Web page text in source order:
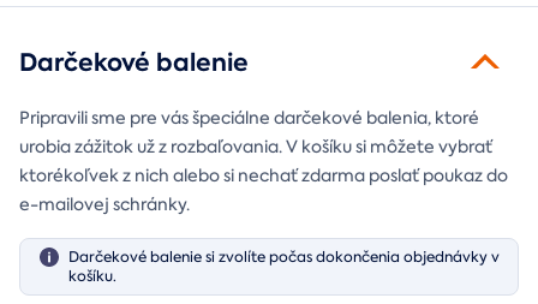
Darčekové balenie
Pripravili sme pre vás špeciálne darčekové balenia, ktoré
urobia zážitok už z rozbaľovania. V košíku si môžete vybrať
ktorékoľvek z nich alebo si nechať zdarma poslať poukaz do
e-mailovej schránky.
Darčekové balenie si zvolíte počas dokončenia objednávky v
košíku.